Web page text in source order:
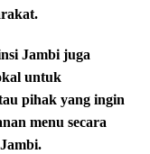
Jambi juga
untuk
pihak yang ingin
menu secara